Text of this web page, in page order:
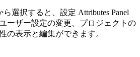
選択すると、設定 Attributes Panel
ーザー設定の変更、プロジェクトの
の表示と編集ができます。